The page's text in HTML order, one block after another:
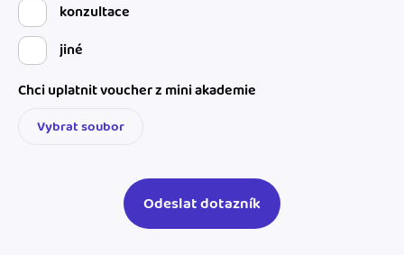
konzultace
jiné
Chci uplatnit voucher z mini akademie
Vybrat soubor